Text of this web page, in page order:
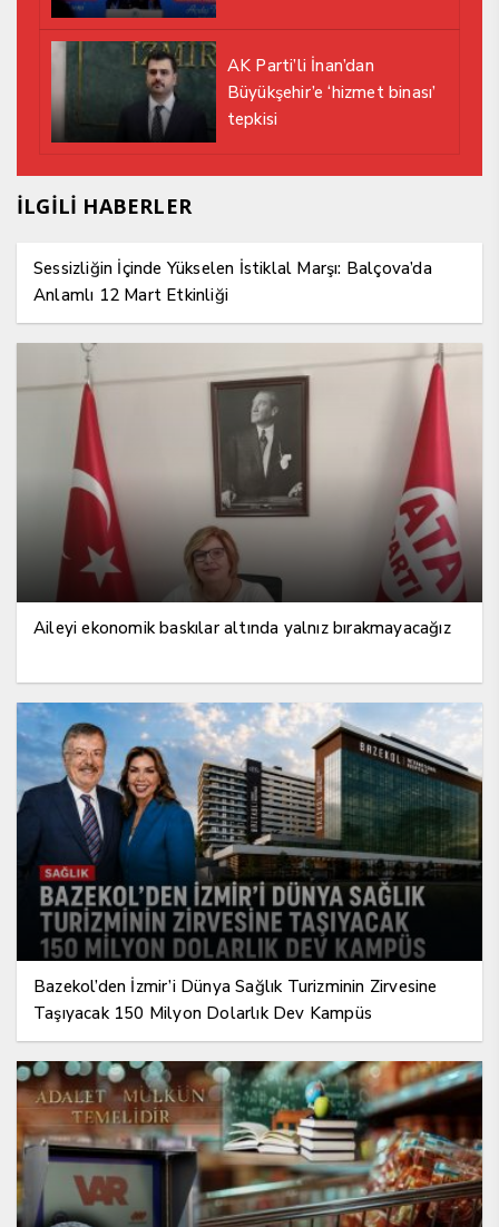
AK Parti’li İnan’dan
Büyükşehir’e ‘hizmet binası’
tepkisi
İLGİLİ HABERLER
Sessizliğin İçinde Yükselen İstiklal Marşı: Balçova’da
Anlamlı 12 Mart Etkinliği
Aileyi ekonomik baskılar altında yalnız bırakmayacağız
Bazekol’den İzmir’i Dünya Sağlık Turizminin Zirvesine
Taşıyacak 150 Milyon Dolarlık Dev Kampüs